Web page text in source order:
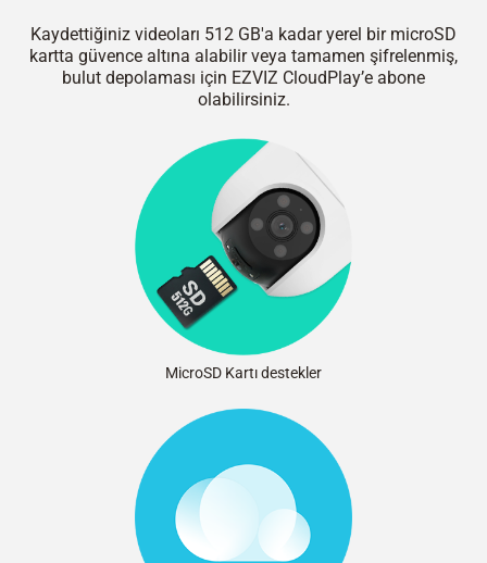
Kaydettiğiniz videoları 512 GB'a kadar yerel bir microSD
kartta güvence altına alabilir veya tamamen şifrelenmiş,
bulut depolaması için EZVIZ CloudPlay’e abone
olabilirsiniz.
MicroSD Kartı destekler